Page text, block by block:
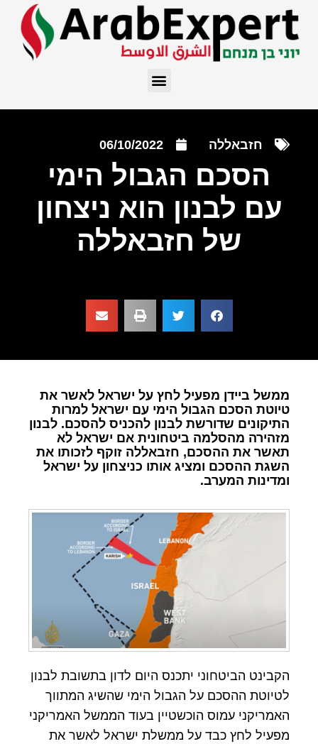
חזבאללה 06/10/2022
הסכם הגבול הימי
עם לבנון הוא ניצחון
של חזבאללה
ממשל ביידן מפעיל לחץ על ישראל לאשר את
טיוטת הסכם הגבול הימי עם ישראל למרות
התיקונים שדורשת לבנון להכניס להסכם. לבנון
מזהירה מהסלמה ביטחונית אם ישראל לא
תאשר את ההסכם, חזבאללה זוקף לזכותו את
השגת ההסכם ומציג אותו כניצחון על ישראל
ומדינות המערב.
הקבינט הביטחוני יתכנס היום לדון בתשובת לבנון
לטיוטת ההסכם על הגבול הימי שהשיג המתווך
האמריקני עמוס הוכשטיין בעוד הממשל האמריקני
מפעיל לחץ כבד על ממשלת ישראל לאשר את